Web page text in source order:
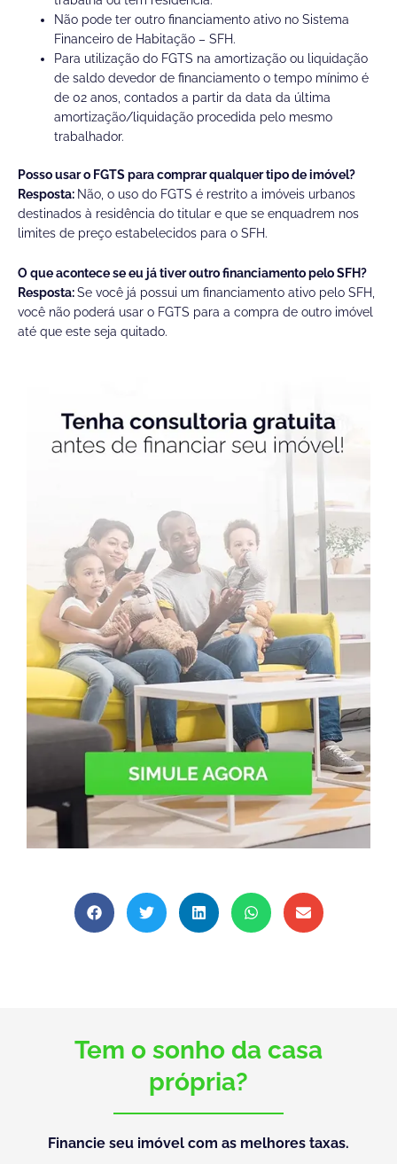
Não pode ter outro financiamento ativo no Sistema
Financeiro de Habitação – SFH.
Para utilização do FGTS na amortização ou liquidação
de saldo devedor de financiamento o tempo mínimo é
de 02 anos, contados a partir da data da última
amortização/liquidação procedida pelo mesmo
trabalhador.
Posso usar o FGTS para comprar qualquer tipo de imóvel?
Resposta: Não, o uso do FGTS é restrito a imóveis urbanos
destinados à residência do titular e que se enquadrem nos
limites de preço estabelecidos para o SFH.
O que acontece se eu já tiver outro financiamento pelo SFH?
Resposta:Se você já possui um financiamento ativo pelo SFH,
você não poderá usar o FGTS para a compra de outro imóvel
até que este seja quitado.
Tem o sonho da casa
própria?
Financie seu imóvel com as melhores taxas.